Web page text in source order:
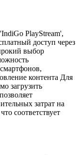
PlayStream',
доступ через
выбор
контента Для
загрузить
затрат на
соответствует